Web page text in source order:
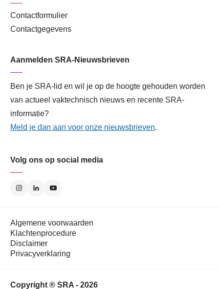
Contactformulier
Contactgegevens
Aanmelden SRA-Nieuwsbrieven
Ben je SRA-lid en wil je op de hoogte gehouden worden
van actueel vaktechnisch nieuws en recente SRA-
informatie?
Meld je dan aan voor onze nieuwsbrieven.
Volg ons op social media
Algemene voorwaarden
Klachtenprocedure
Disclaimer
Privacyverklaring
Copyright ® SRA - 2026